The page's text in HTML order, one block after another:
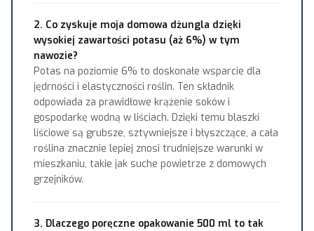
2. Co zyskuje moja domowa dżungla dzięki
wysokiej zawartości potasu (aż 6%) w tym
nawozie?
Potas na poziomie 6% to doskonałe wsparcie dla
jędrności i elastyczności roślin. Ten składnik
odpowiada za prawidłowe krążenie soków i
gospodarkę wodną w liściach. Dzięki temu blaszki
liściowe są grubsze, sztywniejsze i błyszczące, a cała
roślina znacznie lepiej znosi trudniejsze warunki w
mieszkaniu, takie jak suche powietrze z domowych
grzejników.
3. Dlaczego poręczne opakowanie 500 ml to tak